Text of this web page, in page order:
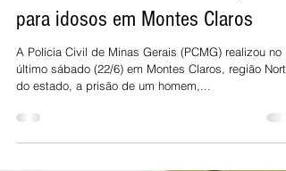
Polícia Civil fecha casa de repouso
para idosos em Montes Claros
A Polícia Civil de Minas Gerais (PCMG) realizou no
do estado, a prisão de um homem,...